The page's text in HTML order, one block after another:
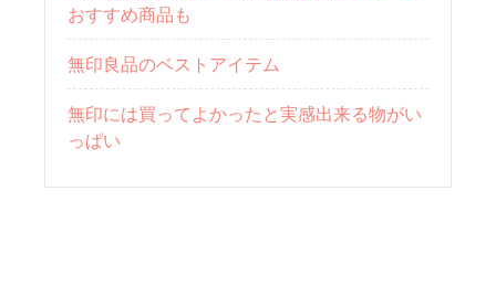
おすすめ商品も
無印良品のベストアイテム
無印には買ってよかったと実感出来る物がい
っぱい